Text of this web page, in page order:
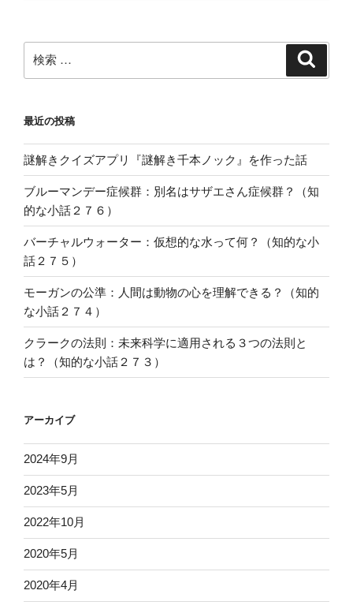
索:
最近の投稿
謎解きクイズアプリ『謎解き千本ノック』を作った話
ブルーマンデー症候群：別名はサザエさん症候群？（知
的な小話２７６）
バーチャルウォーター：仮想的な水って何？（知的な小
話２７５）
モーガンの公準：人間は動物の心を理解できる？（知的
な小話２７４）
クラークの法則：未来科学に適用される３つの法則と
は？（知的な小話２７３）
アーカイブ
2024年9月
2023年5月
2022年10月
2020年5月
2020年4月